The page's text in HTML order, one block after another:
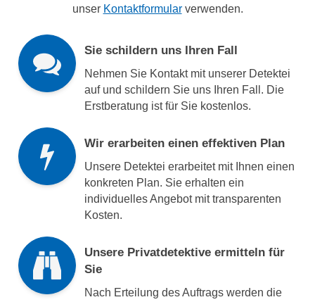
unser Kontaktformularverwenden.
Sie schildern uns Ihren Fall
Nehmen Sie Kontakt mit unserer Detektei
auf und schildern Sie uns Ihren Fall. Die
Erstberatung ist für Sie kostenlos.
Wir erarbeiten einen effektiven Plan
Unsere Detektei erarbeitet mit Ihnen einen
konkreten Plan. Sie erhalten ein
individuelles Angebot mit transparenten
Kosten.
Unsere Privatdetektive ermitteln für
Sie
Nach Erteilung des Auftrags werden die